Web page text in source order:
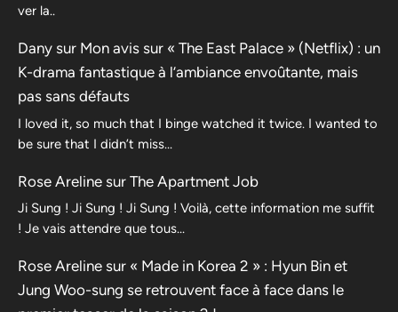
ver la..
Dany sur Mon avis sur « The East Palace » (Netflix) : un
K-drama fantastique à l’ambiance envoûtante, mais
pas sans défauts
I loved it, so much that I binge watched it twice. I wanted to
be sure that I didn’t miss…
Rose Areline sur The Apartment Job
Ji Sung ! Ji Sung ! Ji Sung ! Voilà, cette information me suffit
! Je vais attendre que tous…
Rose Areline sur « Made in Korea 2 » : Hyun Bin et
Jung Woo-sung se retrouvent face à face dans le